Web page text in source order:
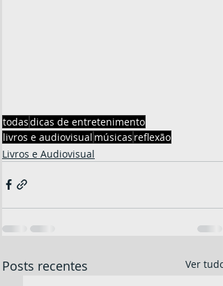
todasdicas de entretenimento
livros e audiovisual músicas reflexão
Livros e Audiovisual
Posts recentes Ver tudo